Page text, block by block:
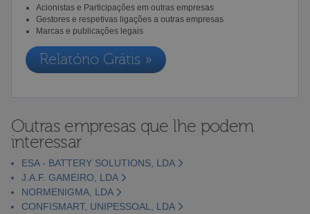
Acionistas e Participações em outras empresas
Gestores e respetivas ligações a outras empresas
Marcas e publicações legais
Relatório Grátis »
Outras empresas que lhe podem
interessar
ESA - BATTERY SOLUTIONS, LDA
J.A.F. GAMEIRO, LDA
NORMENIGMA, LDA
CONFISMART, UNIPESSOAL, LDA